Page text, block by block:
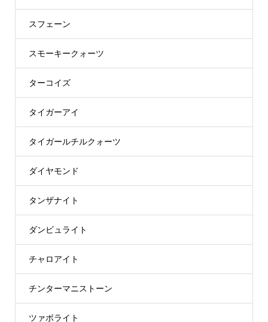
スフェーン
スモーキークォーツ
ターコイズ
タイガーアイ
タイガールチルクォーツ
ダイヤモンド
タンザナイト
ダンビュライト
チャロアイト
チンターマニストーン
ツァボライト